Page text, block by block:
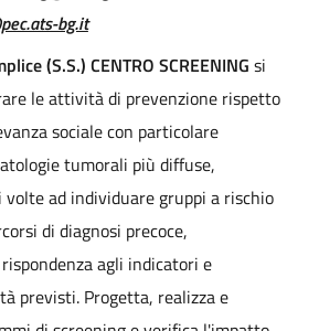
bg.it
(S.S.) CENTRO SCREENING si
le attività di prevenzione rispetto
sociale con particolare
tumorali più diffuse,
ad individuare gruppi a rischio
di diagnosi precoce,
agli indicatori e
previsti. Progetta, realizza e